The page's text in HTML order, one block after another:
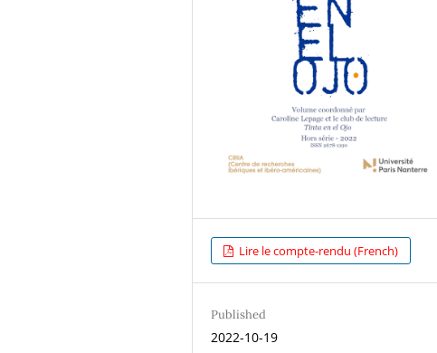
Lire le compte-rendu (French)
Published
2022-10-19